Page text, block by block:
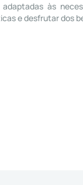
às
e desfrutar dos